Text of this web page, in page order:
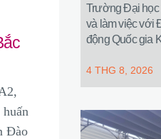
Đào
Trường Đại học
và làm việc với
động Quốc gia
4 THG 8, 2026